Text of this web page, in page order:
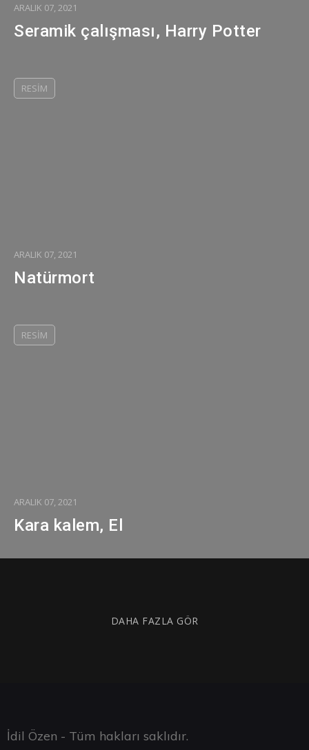
ARALIK 07, 2021
Seramik çalışması, Harry Potter
RESIM
ARALIK 07, 2021
Natürmort
RESIM
ARALIK 07, 2021
Kara kalem, El
DAHA FAZLA GÖR
İdil Özen - Tüm hakları saklıdır.